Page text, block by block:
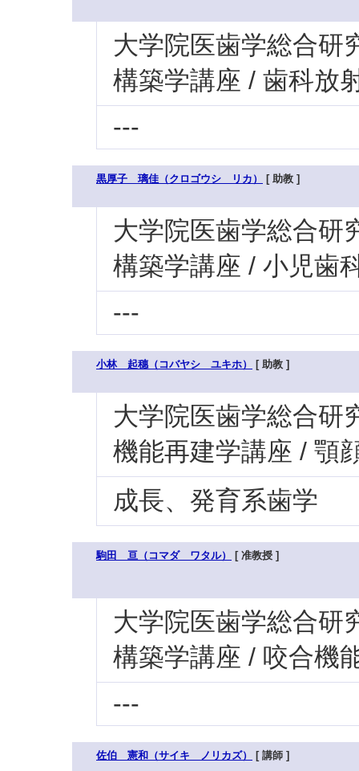
大学院医歯学総合研
構築学講座 / 歯科放
---
黒厚子 璃佳（クロゴウシ リカ） [ 助教 ]
大学院医歯学総合研
構築学講座 / 小児歯
---
小林 起穗（コバヤシ ユキホ） [ 助教 ]
大学院医歯学総合研
機能再建学講座 / 顎
成長、発育系歯学
駒田 亘（コマダ ワタル） [ 准教授 ]
大学院医歯学総合研
構築学講座 / 咬合機
---
佐伯 憲和（サイキ ノリカズ） [ 講師 ]